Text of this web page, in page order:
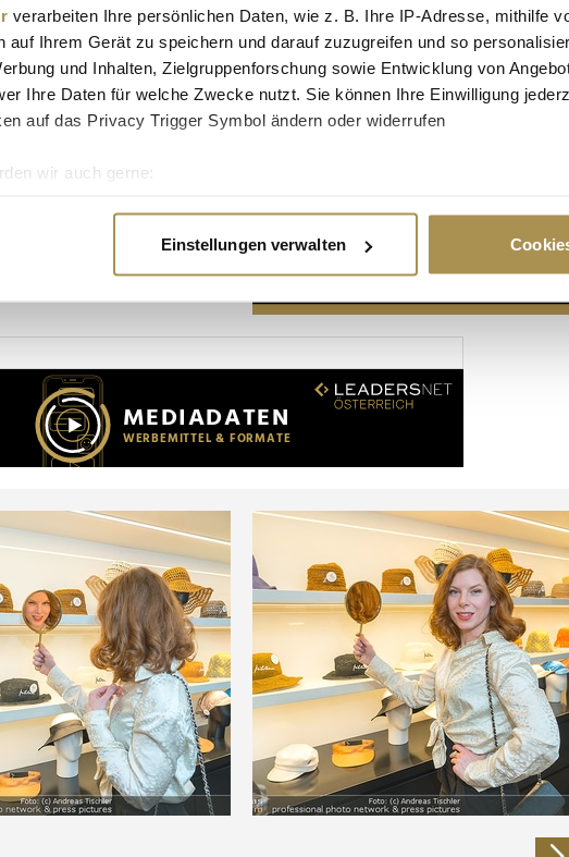
verarbeiten Ihre persönlichen Daten, wie z. B. Ihre IP-Adresse, mithilfe
auf Ihrem Gerät zu speichern und darauf zuzugreifen und so
und Inhalten, Zielgruppenforschung sowie Entwicklung von
Ihre Daten für welche Zwecke nutzt. Sie können Ihre Einwilligung
auf das Privacy Trigger Symbol ändern oder widerrufen
wir auch gerne:
wie Ihre persönlichen Daten verarbeitet werden, und legen Sie Ihre
Inhalte und Anzeigen zu personalisieren, Funktionen für soziale Medien
soziale Medien, Werbung und Analysen weiter. Unsere Partner führen
Daten zusammen, die Sie ihnen bereitgestellt haben oder die sie im
Einstellungen verwalten
Advertisement